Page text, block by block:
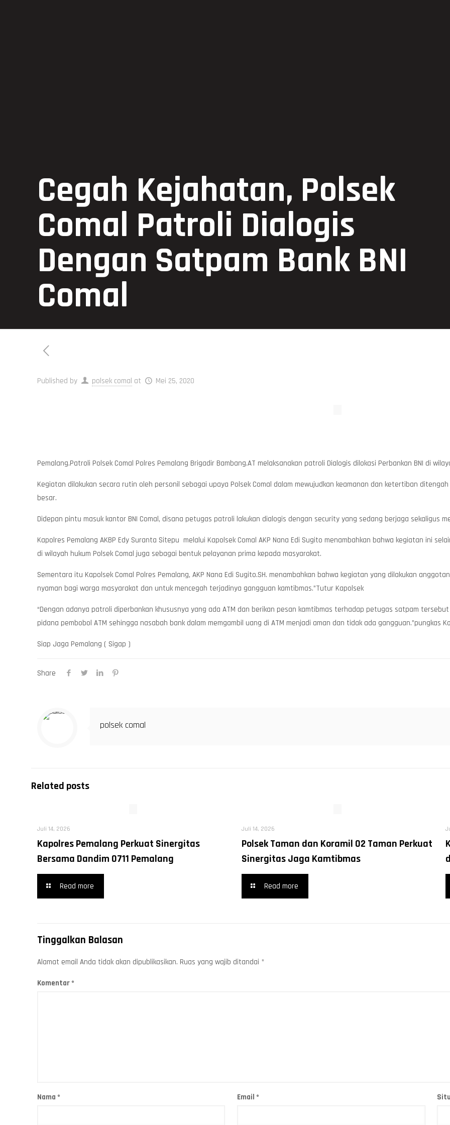
Cegah Kejahatan, Polsek
Comal Patroli Dialogis
Dengan Satpam Bank BNI
Comal
Published by polsek comal at Mei 25, 2020
Pemalang.Patroli Polsek Comal Polres Pemalang Brigadir Bambang.AT melaksanakan patroli Dialogis dilokasi Perbankan BNI di
Kegiatan dilakukan secara rutin oleh personil sebagai upaya Polsek Comal dalam mewujudkan keamanan dan ketertiban
besar.
Didepan pintu masuk kantor BNI Comal, disana petugas patroli lakukan dialogis dengan security yang sedang berjaga sekaligus
Kapolres Pemalang AKBP Edy Suranta Sitepu melalui Kapolsek Comal AKP Nana Edi Sugito menambahkan bahwa kegiatan ini
di wilayah hukum Polsek Comal juga sebagai bentuk pelayanan prima kepada masyarakat.
Sementara itu Kapolsek Comal Polres Pemalang, AKP Nana Edi Sugito.SH. menambahkan bahwa kegiatan yang dilakukan
nyaman bagi warga masyarakat dan untuk mencegah terjadinya gangguan kamtibmas.”Tutur Kapolsek
“Dengan adanya patroli diperbankan khususnya yang ada ATM dan berikan pesan kamtibmas terhadap petugas satpam
pidana pembobol ATM sehingga nasabah bank dalam memgambil uang di ATM menjadi aman dan tidak ada gangguan.”pungkas
Siap Jaga Pemalang ( Sigap )
Share
polsek comal
Related posts
Juli 14, 2026
Kapolres Pemalang Perkuat Sinergitas
Bersama Dandim 0711 Pemalang
Read more
Juli 14, 2026
Polsek Taman dan Koramil 02 Taman Perkuat
Sinergitas Jaga Kamtibmas
Read more
Tinggalkan Balasan
Alamat email Anda tidak akan dipublikasikan. Ruas yang wajib ditandai *
Komentar*
Nama* Email*